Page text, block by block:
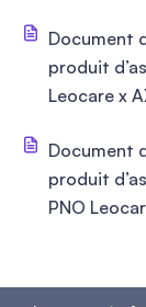
Document
produit
Leocare x
Document
produit
PNO